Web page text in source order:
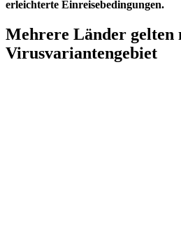
erleichterte Einreisebedingungen.
Mehrere Länder gelten
Virusvariantengebiet